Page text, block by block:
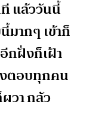
แล้ววันนี้
มากๆ เข้าก็
ฝั่งก็เฝ้า
ตอบทุกคน
วา กลัว